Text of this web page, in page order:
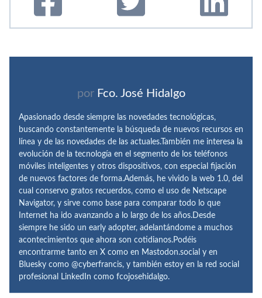
por Fco. José Hidalgo
Apasionado desde siempre las novedades tecnológicas,
buscando constantemente la búsqueda de nuevos recursos en
línea y de las novedades de las actuales.También me interesa la
evolución de la tecnología en el segmento de los teléfonos
móviles inteligentes y otros dispositivos, con especial fijación
de nuevos factores de forma.Además, he vivido la web 1.0, del
cual conservo gratos recuerdos, como el uso de Netscape
Navigator, y sirve como base para comparar todo lo que
Internet ha ido avanzando a lo largo de los años.Desde
siempre he sido un early adopter, adelantándome a muchos
acontecimientos que ahora son cotidianos.Podéis
encontrarme tanto en X como en Mastodon.social y en
Bluesky como @cyberfrancis, y también estoy en la red social
profesional LinkedIn como fcojosehidalgo.